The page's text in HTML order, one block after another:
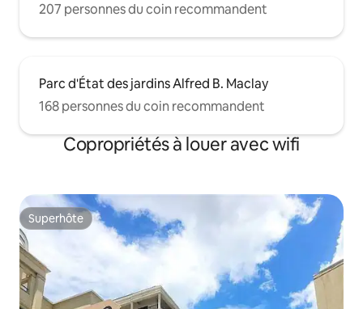
207 personnes du coin recommandent
Parc d'État des jardins Alfred B. Maclay
168 personnes du coin recommandent
Copropriétés à louer avec wifi
Superhôte
Superhôte